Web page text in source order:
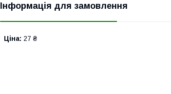
Інформація для замовлення
Ціна: 27 ₴